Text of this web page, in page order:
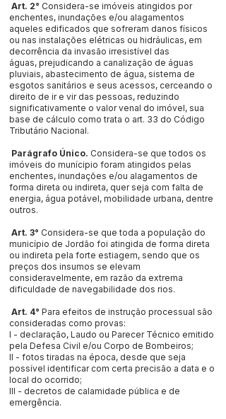
Art. 2° Considera-se imóveis atingidos por
enchentes, inundações e/ou alagamentos
aqueles edificados que sofreram danos físicos
ou nas instalações elétricas ou hidráulicas, em
decorrência da invasão irresistível das
águas, prejudicando a canalização de águas
pluviais, abastecimento de água, sistema de
esgotos sanitários e seus acessos, cerceando o
direito de ir e vir das pessoas, reduzindo
significativamente o valor venal do imóvel, sua
base de cálculo como trata o art. 33 do Código
Tributário Nacional.
Parágrafo Único. Considera-se que todos os
imóveis do munícipio foram atingidos pelas
enchentes, inundações e/ou alagamentos de
forma direta ou indireta, quer seja com falta de
energia, água potável, mobilidade urbana, dentre
outros.
Art. 3° Considera-se que toda a população do
município de Jordão foi atingida de forma direta
ou indireta pela forte estiagem, sendo que os
preços dos insumos se elevam
consideravelmente, em razão da extrema
dificuldade de navegabilidade dos rios.
Art. 4° Para efeitos de instrução processual são
consideradas como provas:
I - declaração, Laudo ou Parecer Técnico emitido
pela Defesa Civil e/ou Corpo de Bombeiros;
II - fotos tiradas na época, desde que seja
possível identificar com certa precisão a data e o
local do ocorrido;
III - decretos de calamidade pública e de
emergência.